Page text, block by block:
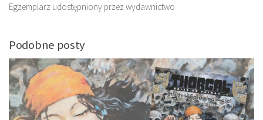
Egzemplarz udostępniony przez wydawnictwo
Podobne posty